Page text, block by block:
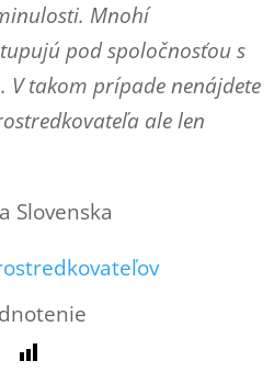
Mnohí
pod spoločnosťou s
V takom prípade nenájdete
ale len
Slovenska